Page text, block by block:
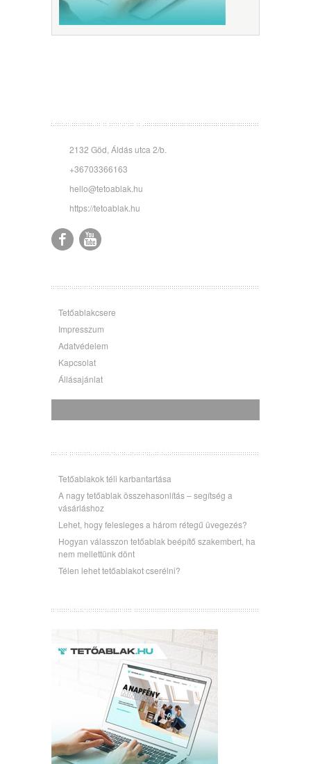
KISSTÓTH PLUSZ KFT.
2132 Göd, Áldás utca 2/b.
+36703366163
hello@tetoablak.hu
https://tetoablak.hu
OLDALAK
Tetőablakcsere
Impresszum
Adatvédelem
Kapcsolat
Állásajánlat
LEGUTÓBBI BEJEGYZÉSEK
Tetőablakok téli karbantartása
A nagy tetőablak összehasonlítás – segítség a
vásárláshoz
Lehet, hogy felesleges a három rétegű üvegezés?
Hogyan válasszon tetőablak beépítő szakembert, ha
nem mellettünk dönt
Télen lehet tetőablakot cserélni?
ÚJ WEBOLDALUNK